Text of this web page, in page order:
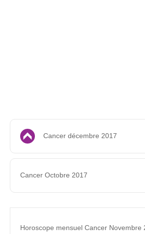
Cancer décembre 2017
Cancer Octobre 2017
Horoscope mensuel Cancer Novembre